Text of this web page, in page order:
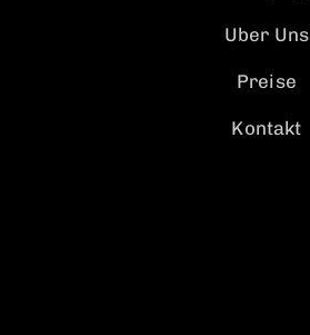
Uber Uns
Preise
Kontakt